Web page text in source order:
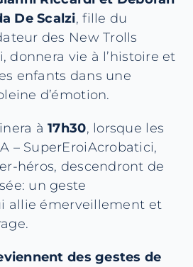
De Scalzi, fille du
des New Trolls
donnera vie à l’histoire et
enfants dans une
d’émotion.
à17h30, lorsque les
– SuperEroiAcrobatici,
héros, descendront de
un geste
allie émerveillement et
des gestes de